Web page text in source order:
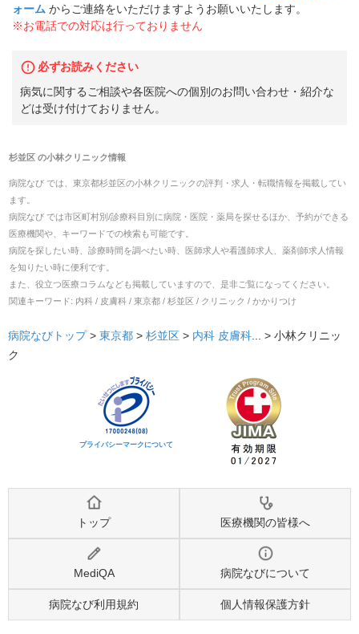
ォーム からご連絡をいただけますようお願いいたします。
※お電話での対応は行っておりません
必ずお読みください
病気に関するご相談や各医院への個別のお問い合わせ・紹介な
どは受け付けておりません。
杉並区の小林クリニック情報
病院なび では、 東京都杉並区の小林クリニックの評判・求人・転職情報を掲載してい
ます。
病院なび では市区町村別/診療科目別に病院・医院・薬局を探せるほか、予約ができる
医療機関や、キーワードでの検索も可能です。
病院を探したい時、診療時間を調べたい時、医師求人や看護師求人、薬剤師求人情報
を知りたい時に便利です。
また、役立つ医療コラムなども掲載していますので、是非ご覧になってください。
関連キーワード: 内科 / 皮膚科 / 東京都 / 杉並区 / クリニック / かかりつけ
病院なびトップ> 東京都 > 杉並区 > 内科 皮膚科 ... > 小林クリニッ
ク
プライバシーマークについて
トップ 医療機関の皆様へ
MediQA 病院なびについて
病院なび利用規約 個人情報保護方針